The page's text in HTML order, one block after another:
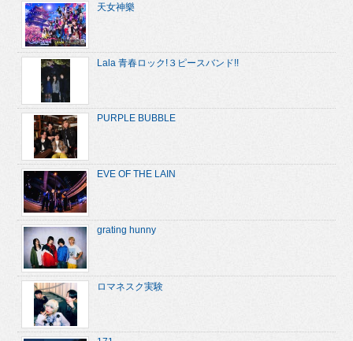
天女神樂
Lala 青春ロック!３ピースバンド!!
PURPLE BUBBLE
EVE OF THE LAIN
grating hunny
ロマネスク実験